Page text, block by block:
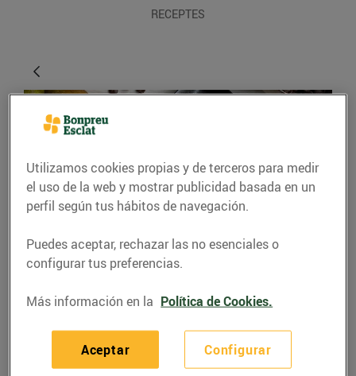
RECEPTES
RECETAS
Coca de brioix amb
pera i crema de
xocolata
Recepta elaborada per
Utilizamos cookies propias y de terceros para medir
el uso de la web y mostrar publicidad basada en un
perfil según tus hábitos de navegación.
Puedes aceptar, rechazar las no esenciales o
configurar tus preferencias.
Más información en la Política de Cookies.
Configurar
Aceptar